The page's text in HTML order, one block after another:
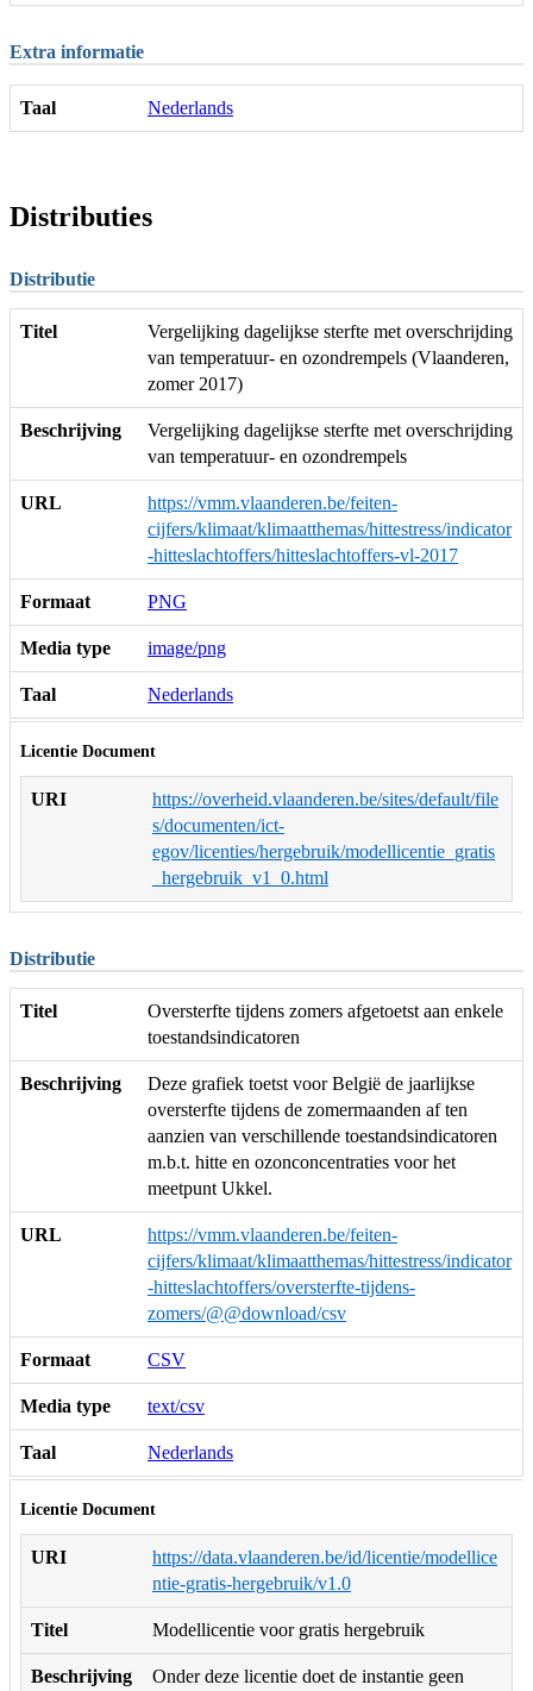
Extra informatie
Taal Nederlands
Distributies
Distributie
Titel
Vergelijking dagelijkse sterfte met overschrijding
van temperatuur- en ozondrempels (Vlaanderen,
zomer 2017)
Beschrijving
Vergelijking dagelijkse sterfte met overschrijding
van temperatuur- en ozondrempels
URL
https://vmm.vlaanderen.be/feiten-
cijfers/klimaat/klimaatthemas/hittestress/indicator
-hitteslachtoffers/hitteslachtoffers-vl-2017
Formaat PNG
Media type image/png
Taal Nederlands
Licentie Document
URI
https://overheid.vlaanderen.be/sites/default/file
s/documenten/ict-
egov/licenties/hergebruik/modellicentie_gratis
_hergebruik_v1_0.html
Distributie
Titel
Oversterfte tijdens zomers afgetoetst aan enkele
toestandsindicatoren
Beschrijving
Deze grafiek toetst voor België de jaarlijkse
oversterfte tijdens de zomermaanden af ten
aanzien van verschillende toestandsindicatoren
m.b.t. hitte en ozonconcentraties voor het
meetpunt Ukkel.
URL
https://vmm.vlaanderen.be/feiten-
cijfers/klimaat/klimaatthemas/hittestress/indicator
-hitteslachtoffers/oversterfte-tijdens-
zomers/@@download/csv
Formaat CSV
Media type text/csv
Taal Nederlands
Licentie Document
URI
https://data.vlaanderen.be/id/licentie/modellice
ntie-gratis-hergebruik/v1.0
Titel Modellicentie voor gratis hergebruik
Beschrijving
Onder deze licentie doet de instantie geen